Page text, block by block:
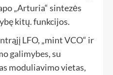
„Arturia“ sintezės
kitų. funkcijos.
LFO, „mint VCO“ ir
galimybes, su
moduliavimo vietas,